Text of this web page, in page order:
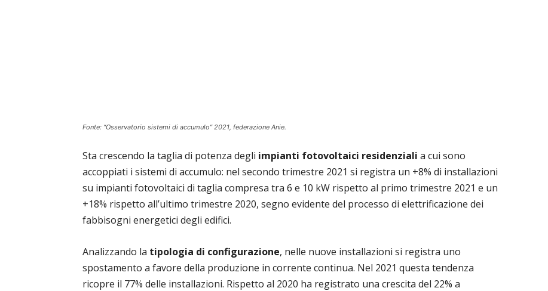
Fonte: “Osservatorio sistemi di accumulo” 2021, federazione Anie.
Sta crescendo la taglia di potenza degli impianti fotovoltaici residenziali a cui sono
accoppiati i sistemi di accumulo: nel secondo trimestre 2021 si registra un +8% di installazioni
su impianti fotovoltaici di taglia compresa tra 6 e 10 kW rispetto al primo trimestre 2021 e un
+18% rispetto all’ultimo trimestre 2020, segno evidente del processo di elettrificazione dei
fabbisogni energetici degli edifici.
Analizzando la tipologia di configurazione, nelle nuove installazioni si registra uno
spostamento a favore della produzione in corrente continua. Nel 2021 questa tendenza
ricopre il 77% delle installazioni. Rispetto al 2020 ha registrato una crescita del 22% a